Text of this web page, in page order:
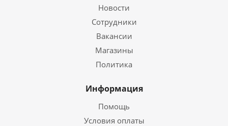
Новости
Сотрудники
Вакансии
Магазины
Политика
Информация
Помощь
Условия оплаты